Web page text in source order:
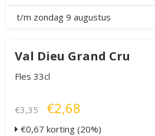
t/m zondag 9 augustus
Val Dieu Grand Cru
Fles 33cl
€3,35 €2,68
€0,67 korting (20%)